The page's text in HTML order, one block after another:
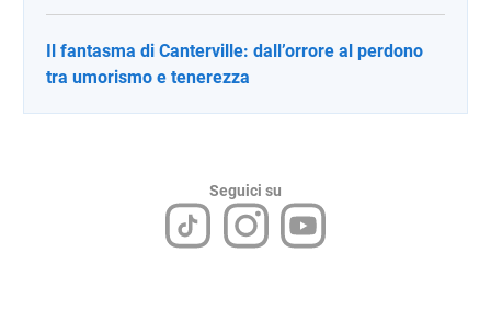
Il fantasma di Canterville: dall’orrore al perdono
tra umorismo e tenerezza
Seguici su